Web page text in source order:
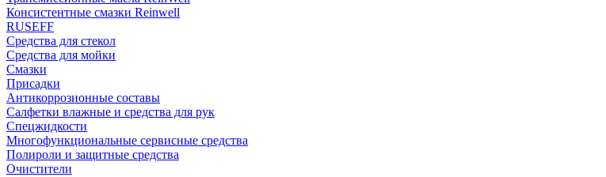
Консистентные смазки Reinwell
RUSEFF
Средства для стекол
Средства для мойки
Смазки
Присадки
Антикоррозионные составы
Салфетки влажные и средства для рук
Спецжидкости
Многофункциональные сервисные средства
Полироли и защитные средства
Очистители